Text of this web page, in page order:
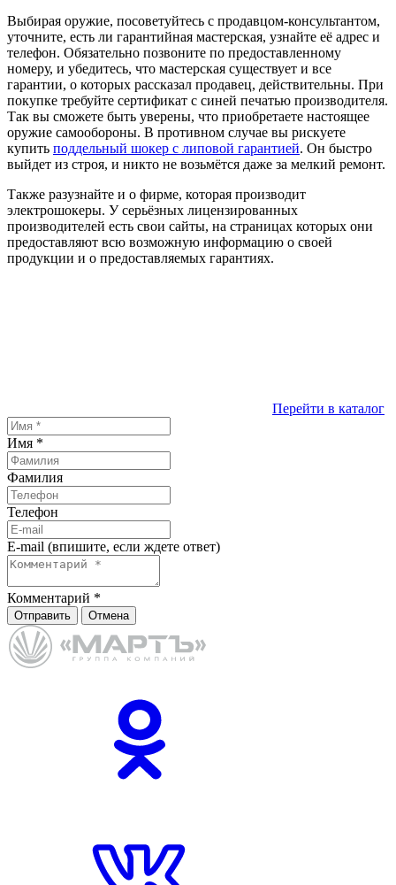
Выбирая оружие, посоветуйтесь с продавцом-консультантом,
уточните, есть ли гарантийная мастерская, узнайте её адрес и
телефон. Обязательно позвоните по предоставленному
номеру, и убедитесь, что мастерская существует и все
гарантии, о которых рассказал продавец, действительны. При
покупке требуйте сертификат с синей печатью производителя.
Так вы сможете быть уверены, что приобретаете настоящее
оружие самообороны. В противном случае вы рискуете
купить поддельный шокер с липовой гарантией. Он быстро
выйдет из строя, и никто не возьмётся даже за мелкий ремонт.
Также разузнайте и о фирме, которая производит
электрошокеры. У серьёзных лицензированных
производителей есть свои сайты, на страницах которых они
предоставляют всю возможную информацию о своей
продукции и о предоставляемых гарантиях.
Перейти в каталог
Имя *
Фамилия
Телефон
E-mail (впишите, если ждете ответ)
Комментарий *
Отправить Отмена